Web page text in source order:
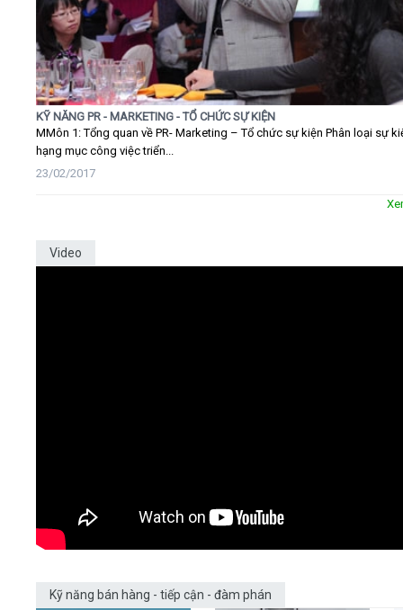
KỸ NĂNG PR - MARKETING - TỔ CHỨC SỰ KIỆN
MMôn 1: Tổng quan về PR- Marketing – Tổ chức sự kiện Phân loại sự
hạng mục công việc triển...
23/02/2017
Video
Kỹ năng bán hàng - tiếp cận - đàm phán